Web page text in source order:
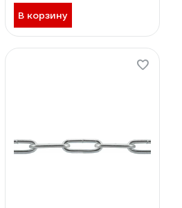
В корзину